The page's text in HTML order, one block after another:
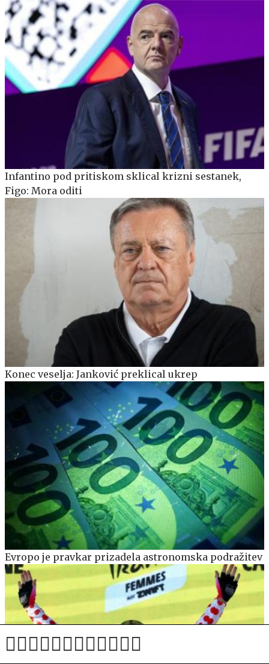
Infantino pod pritiskom sklical krizni sestanek,
Figo: Mora oditi
Konec veselja: Janković preklical ukrep
Evropo je pravkar prizadela astronomska podražitev